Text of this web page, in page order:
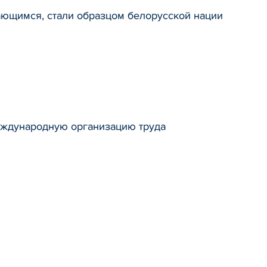
стали образцом белорусской нации
организацию труда